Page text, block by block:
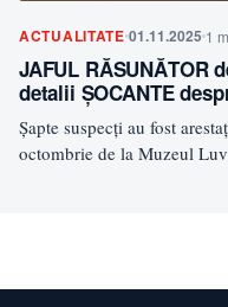
ACTUALITATE 01.11.2025 1
JAFUL RĂSUNĂTOR
detalii ȘOCANTE
Șapte suspecți au fost
octombrie de la Muzeul